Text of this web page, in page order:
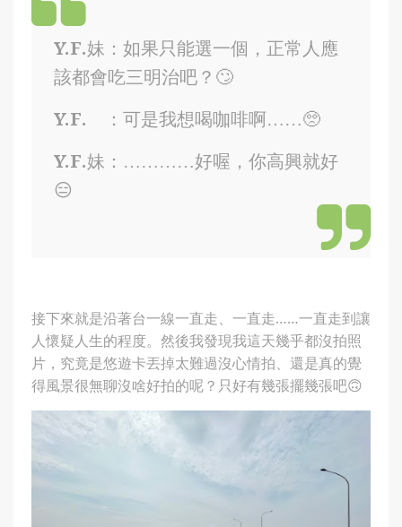
Y.F.妹：如果只能選一個，正常人應
該都會吃三明治吧？🙄
Y.F. ：可是我想喝咖啡啊……🥺
Y.F.妹：…………好喔，你高興就好
😑
接下來就是沿著台一線一直走、一直走……一直走到讓
人懷疑人生的程度。然後我發現我這天幾乎都沒拍照
片，究竟是悠遊卡丟掉太難過沒心情拍、還是真的覺
得風景很無聊沒啥好拍的呢？只好有幾張擺幾張吧🙃